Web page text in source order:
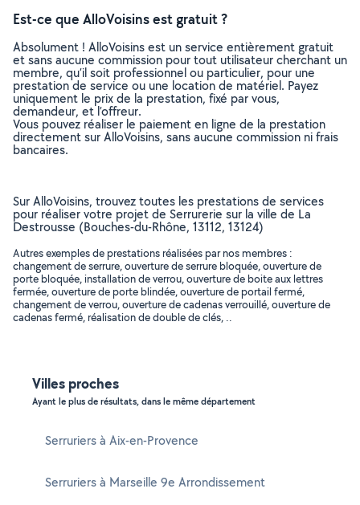
Est-ce que AlloVoisins est gratuit ?
Absolument ! AlloVoisins est un service entièrement gratuit
et sans aucune commission pour tout utilisateur cherchant un
membre, qu’il soit professionnel ou particulier, pour une
prestation de service ou une location de matériel. Payez
uniquement le prix de la prestation, fixé par vous,
demandeur, et l’offreur.
Vous pouvez réaliser le paiement en ligne de la prestation
directement sur AlloVoisins, sans aucune commission ni frais
bancaires.
Sur AlloVoisins, trouvez toutes les prestations de services
pour réaliser votre projet de Serrurerie sur la ville de La
Destrousse (Bouches-du-Rhône, 13112, 13124)
Autres exemples de prestations réalisées par nos membres :
changement de serrure, ouverture de serrure bloquée, ouverture de
porte bloquée, installation de verrou, ouverture de boite aux lettres
fermée, ouverture de porte blindée, ouverture de portail fermé,
changement de verrou, ouverture de cadenas verrouillé, ouverture de
cadenas fermé, réalisation de double de clés, ..
Villes proches
Ayant le plus de résultats, dans le même département
Serruriers à Aix-en-Provence
Serruriers à Marseille 9e Arrondissement